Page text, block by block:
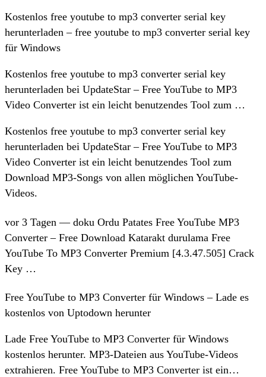
Kostenlos free youtube to mp3 converter serial key
herunterladen – free youtube to mp3 converter serial key
für Windows
Kostenlos free youtube to mp3 converter serial key
herunterladen bei UpdateStar – Free YouTube to MP3
Video Converter ist ein leicht benutzendes Tool zum …
Kostenlos free youtube to mp3 converter serial key
herunterladen bei UpdateStar – Free YouTube to MP3
Video Converter ist ein leicht benutzendes Tool zum
Download MP3-Songs von allen möglichen YouTube-
Videos.
vor 3 Tagen — doku Ordu Patates Free YouTube MP3
Converter – Free Download Katarakt durulama Free
YouTube To MP3 Converter Premium [4.3.47.505] Crack
Key …
Free YouTube to MP3 Converter für Windows – Lade es
kostenlos von Uptodown herunter
Lade Free YouTube to MP3 Converter für Windows
kostenlos herunter. MP3-Dateien aus YouTube-Videos
extrahieren. Free YouTube to MP3 Converter ist ein…